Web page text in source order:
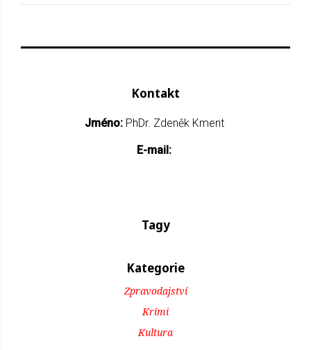
Kontakt
Jméno: PhDr. Zdeněk Kment
E-mail:
Tagy
Kategorie
Zpravodajství
Krimi
Kultura